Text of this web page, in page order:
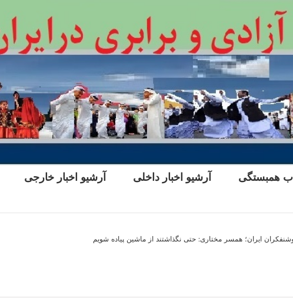
همبستگی آرشیو اخبار داخلی آرشیو اخبار خارجی
ایران؛ همسر مختاری: حتی نگذاشتند از ماشین پیاده شویم